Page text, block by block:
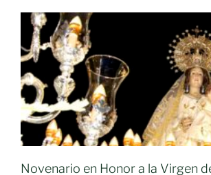
Novenario en Honor a la Virgen